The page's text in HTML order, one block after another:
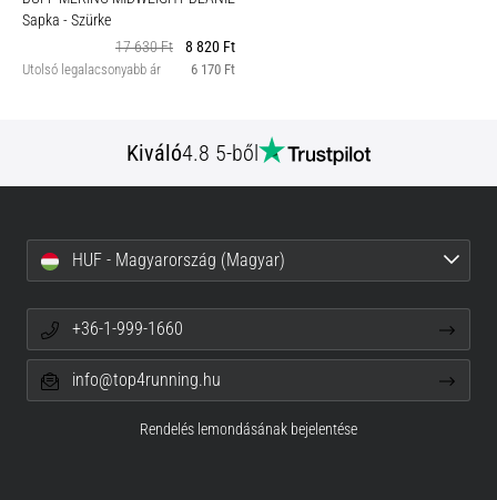
Sapka - Szürke
17 630 Ft
8 820 Ft
Utolsó legalacsonyabb ár 6 170 Ft
Kiváló4.8 5-ből
HUF - Magyarország (Magyar)
+36-1-999-1660
info@top4running.hu
Rendelés lemondásának bejelentése